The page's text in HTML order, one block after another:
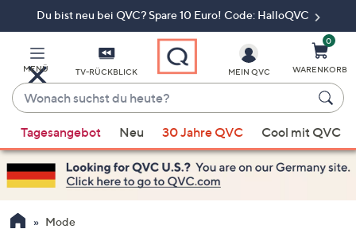
Du bist neu bei QVC? Spare 10 Euro! Code: HalloQVC
MENÜ TV-RÜCKBLICK
Wonach
suchst
du
heute?
Vorschläge
verfügbar
sind,
verwenden
Sie
MEIN QVC
0
WARENKORB
Tagesangebot Neu 30 Jahre QVC Cool mit QVC
Mode